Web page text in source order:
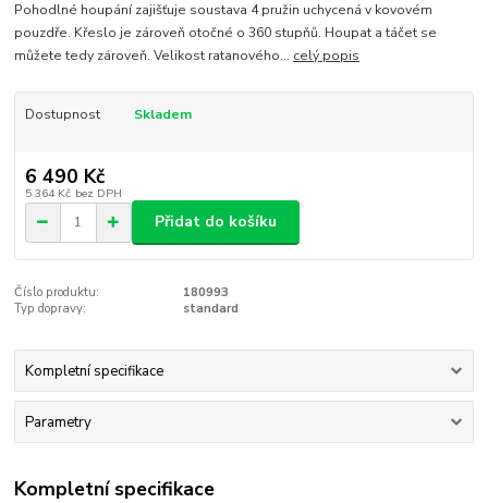
Pohodlné houpání zajišťuje soustava 4 pružin uchycená v kovovém
pouzdře. Křeslo je zároveň otočné o 360 stupňů. Houpat a táčet se
můžete tedy zároveň. Velikost ratanového... celý popis
Dostupnost Skladem
6 490 Kč
5 364 Kč bez DPH
Přidat do košíku
Číslo produktu:
180993
Typ dopravy:
standard
Kompletní specifikace
Parametry
Kompletní specifikace